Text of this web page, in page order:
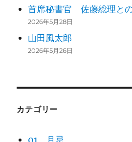
首席秘書官 佐藤総理と
2026年5月28日
山田風太郎
2026年5月26日
カテゴリー
01 月忌